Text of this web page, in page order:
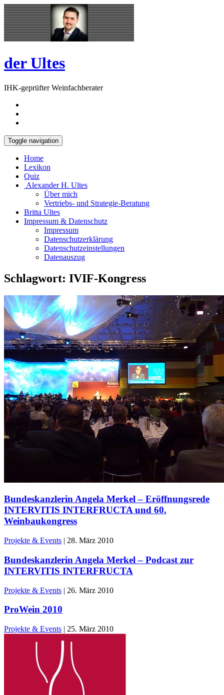
Skip
to
content
Open
Sidebar
der Ultes
IHK-geprüfter Weinfachberater
Toggle navigation
Home
Lexikon
Quiz
Alexander H. Ultes
Über mich
Vertriebs- und Strategie-Beratung
Britta Ultes
Impressum & Datenschutz
Impressum
Datenschutzerklärung
Datenschutzeinstellungen
Datenauszug
Schlagwort: IVIF-Kongress
Bundeskanzlerin Angela Merkel – Eröffnungsrede
INTERVITIS INTERFRUCTA und 60.
Weinbaukongress
Projekte & Events | 28. März 2010
Bundeskanzlerin Angela Merkel – Podcast zur
INTERVITIS INTERFRUCTA
Projekte & Events | 26. März 2010
ProWein 2010
Projekte & Events | 25. März 2010